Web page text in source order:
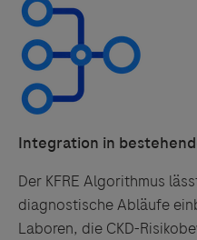
Integration in
Der KFRE Algorithmus
diagnostische Abläufe
Laboren, die CKD-